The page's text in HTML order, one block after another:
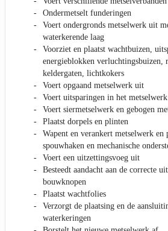
Ondermetselt funderingen
Voert ondergronds metselwerk uit
waterkerende laag
Voorziet en plaatst wachtbuizen,
energieblokken verluchtingsbuizen,
keldergaten, lichtkokers
Voert opgaand metselwerk uit
Voert uitsparingen in het
Voert siermetselwerk en gebogen
Plaatst dorpels en plinten
Wapent en verankert metselwerk en
spouwhaken en mechanische
Voert een uitzettingsvoeg uit
Besteedt aandacht aan de correcte
bouwknopen
Plaatst wachtfolies
Verzorgt de plaatsing en de
waterkeringen